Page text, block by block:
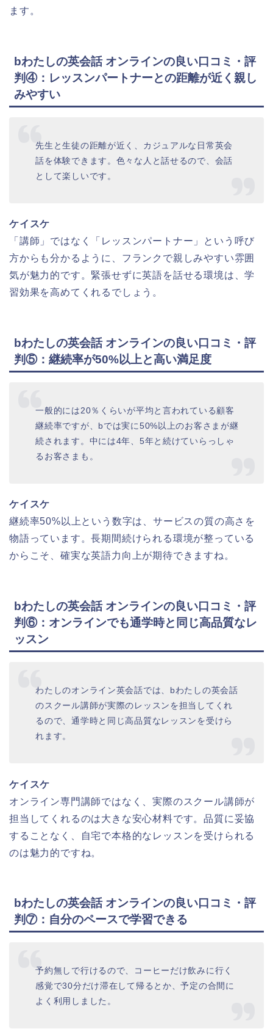
ます。
bわたしの英会話 オンラインの良い口コミ・評
判④：レッスンパートナーとの距離が近く親し
みやすい
先生と生徒の距離が近く、カジュアルな日常英会
話を体験できます。色々な人と話せるので、会話
として楽しいです。
ケイスケ
「講師」ではなく「レッスンパートナー」という呼び
方からも分かるように、フランクで親しみやすい雰囲
気が魅力的です。緊張せずに英語を話せる環境は、学
習効果を高めてくれるでしょう。
bわたしの英会話 オンラインの良い口コミ・評
判⑤：継続率が50%以上と高い満足度
一般的には20％くらいが平均と言われている顧客
継続率ですが、bでは実に50%以上のお客さまが継
続されます。中には4年、5年と続けていらっしゃ
るお客さまも。
ケイスケ
継続率50%以上という数字は、サービスの質の高さを
物語っています。長期間続けられる環境が整っている
からこそ、確実な英語力向上が期待できますね。
bわたしの英会話 オンラインの良い口コミ・評
判⑥：オンラインでも通学時と同じ高品質なレ
ッスン
わたしのオンライン英会話では、bわたしの英会話
のスクール講師が実際のレッスンを担当してくれ
るので、通学時と同じ高品質なレッスンを受けら
れます。
ケイスケ
オンライン専門講師ではなく、実際のスクール講師が
担当してくれるのは大きな安心材料です。品質に妥協
することなく、自宅で本格的なレッスンを受けられる
のは魅力的ですね。
bわたしの英会話 オンラインの良い口コミ・評
判⑦：自分のペースで学習できる
予約無しで行けるので、コーヒーだけ飲みに行く
感覚で30分だけ滞在して帰るとか、予定の合間に
よく利用しました。